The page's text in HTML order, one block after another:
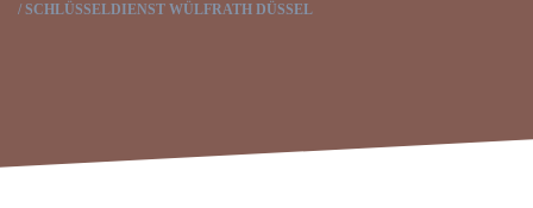
SCHLÜSSELDIENST WÜLFRATH DÜSSEL